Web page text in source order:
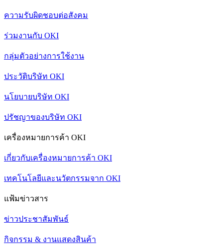
ความรับผิดชอบต่อสังคม
ร่วมงานกับ OKI
กลุ่มตัวอย่างการใช้งาน
ประวัติบริษัท OKI
นโยบายบริษัท OKI
ปรัชญาของบริษัท OKI
เครื่องหมายการค้า OKI
เกี่ยวกับเครื่องหมายการค้า OKI
เทคโนโลยีและนวัตกรรมจาก OKI
แฟ้มข่าวสาร
ข่าวประชาสัมพันธ์
กิจกรรม & งานแสดงสินค้า